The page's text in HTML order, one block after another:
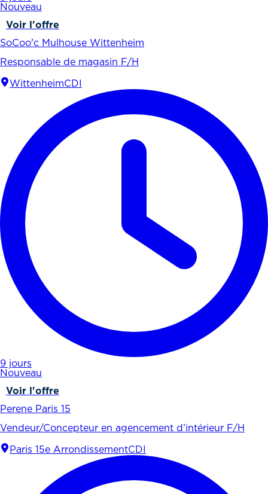
Nouveau
Voir l'offre
SoCoo'c Mulhouse Wittenheim
Responsable de magasin F/H
WittenheimCDI
9 jours
Nouveau
Voir l'offre
Perene Paris 15
Vendeur/Concepteur en agencement d’intérieur F/H
Paris 15e ArrondissementCDI